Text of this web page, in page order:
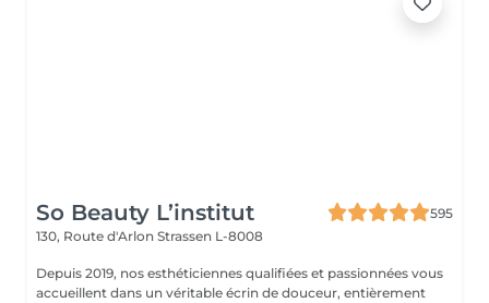
So Beauty L’institut
595
130, Route d'Arlon Strassen L-8008
Depuis 2019, nos esthéticiennes qualifiées et passionnées vous
accueillent dans un véritable écrin de douceur, entièrement